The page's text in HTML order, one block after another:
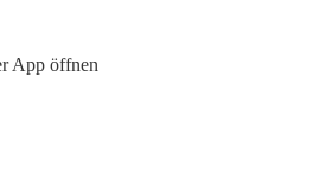
App öffnen